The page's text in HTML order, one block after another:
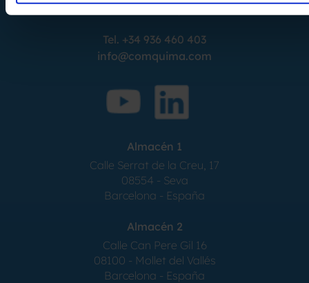
Barcelona-España
Tel. +34 936 460 403
info@comquima.com
Almacén 1
Calle Serrat de la Creu, 17
08554 - Seva
Barcelona - España
Almacén 2
Calle Can Pere Gil 16
08100 - Mollet del Vallés
Barcelona - España